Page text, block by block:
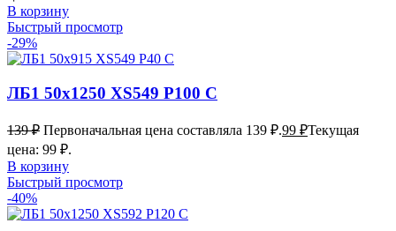
В корзину
Быстрый просмотр
-29%
ЛБ1 50х1250 XS549 P100 С
139₽ Первоначальная цена составляла 139 ₽.99 ₽Текущая
цена: 99 ₽.
В корзину
Быстрый просмотр
-40%